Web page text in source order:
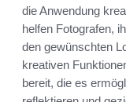
die Anwendung
helfen Fotografen,
den gewünschten
kreativen
bereit, die es